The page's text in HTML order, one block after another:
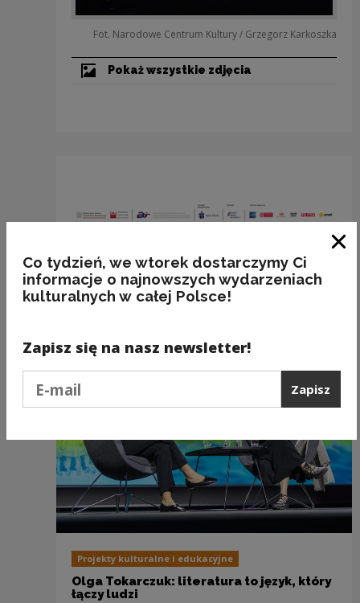
Fot. Narodowe Centrum Kultury / Grzegorz Karkoszka
Pokaż wszystkie zdjęcia
Zobacz również
Projekty kulturalne i edukacyjne
Olga Tokarczuk: literatura to język, który
łączy ludzi
Co tydzień, we wtorek dostarczymy Ci
informacje o najnowszych wydarzeniach
kulturalnych w całej Polsce!
Zapisz się na nasz newsletter!
Zapisz